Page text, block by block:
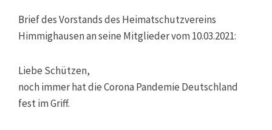
Brief des Vorstands des Heimatschutzvereins
Himmighausen an seine Mitglieder vom 10.03.2021:
Liebe Schützen,
noch immer hat die Corona Pandemie Deutschland
fest im Griff.